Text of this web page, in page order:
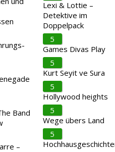
Band
–
Lexi & Lottie –
Detektive im
Doppelpack
5
Games Divas Play
5
Kurt Seyit ve Sura
5
Hollywood heights
5
Wege übers Land
5